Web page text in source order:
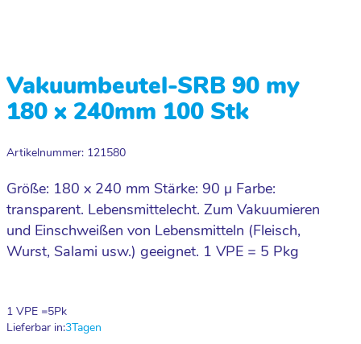
Vakuumbeutel-SRB 90 my
180 x 240mm 100 Stk
Artikelnummer: 121580
Größe: 180 x 240 mm Stärke: 90 µ Farbe:
transparent. Lebensmittelecht. Zum Vakuumieren
und Einschweißen von Lebensmitteln (Fleisch,
Wurst, Salami usw.) geeignet. 1 VPE = 5 Pkg
1 VPE =5Pk
Lieferbar in:3Tagen